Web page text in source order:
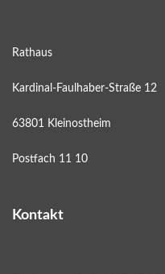
Rathaus
Kardinal-Faulhaber-Straße 12
63801 Kleinostheim
Postfach 11 10
Kontakt